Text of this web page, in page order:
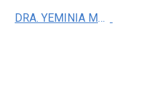
DRA. YEMINIA MARIBEL VALLE DELGADILLO